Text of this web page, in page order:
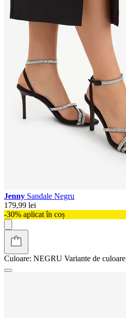
Jenny Sandale Negru
179,99 lei
-30% aplicat în coș
Culoare: NEGRU Variante de culoare